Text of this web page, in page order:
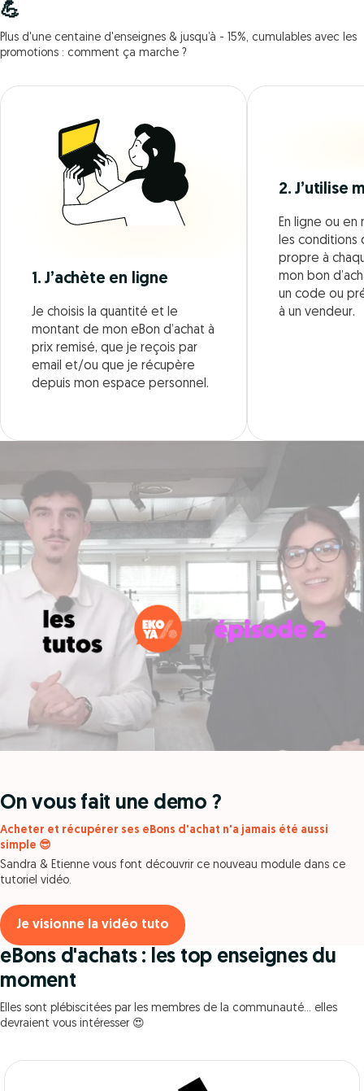
💪
Plus d'une centaine d'enseignes & jusqu’à - 15%, cumulables avec les
promotions : comment ça marche ?
1. J’achète en ligne
Je choisis la quantité et le
montant de mon eBon d’achat à
prix remisé, que je reçois par
email et/ou que je récupère
depuis mon espace personnel.
2. J’utilise
En ligne ou en
les conditions
propre à
mon bon
un code ou
à un vendeur.
On vous fait une demo ?
Acheter et récupérer ses eBons d'achat n'a jamais été aussi
simple 😎
Sandra & Etienne vous font découvrir ce nouveau module dans ce
tutoriel vidéo.
Je visionne la vidéo tuto
eBons d'achats : les top enseignes du
moment
Elles sont plébiscitées par les membres de la communauté... elles
devraient vous intéresser 😍